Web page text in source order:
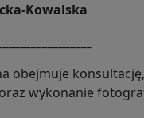
Kowalska
obejmuje
wykonanie